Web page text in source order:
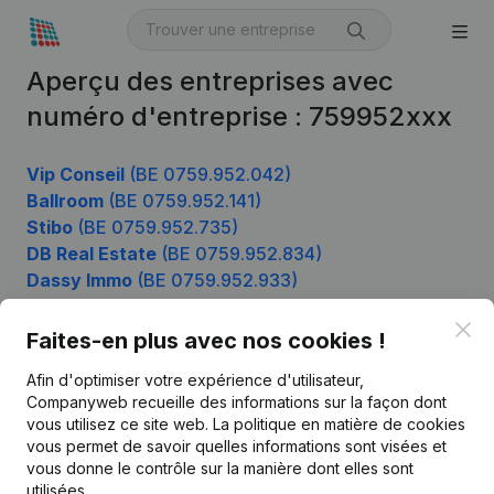
Aperçu des entreprises avec
numéro d'entreprise : 759952xxx
Vip Conseil (BE 0759.952.042)
Ballroom (BE 0759.952.141)
Stibo (BE 0759.952.735)
DB Real Estate (BE 0759.952.834)
Dassy Immo (BE 0759.952.933)
Faites-en plus avec nos cookies !
Afin d'optimiser votre expérience d'utilisateur,
Companyweb recueille des informations sur la façon dont
vous utilisez ce site web. La politique en matière de cookies
vous permet de savoir quelles informations sont visées et
vous donne le contrôle sur la manière dont elles sont
utilisées.
Français
Informations d’entreprise
Monitoring